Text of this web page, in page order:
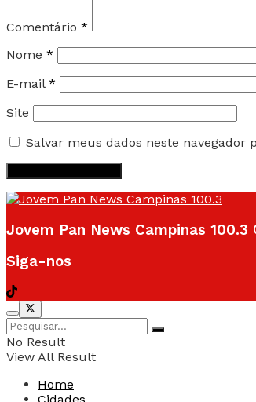
Comentário *
Nome *
E-mail *
Site
Salvar meus dados neste
Jovem Pan News Campinas
Siga-nos
No Result
View All Result
Home